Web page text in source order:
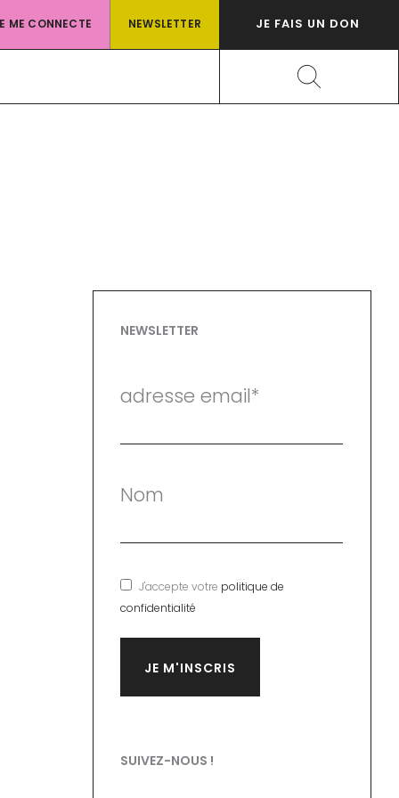
ME CONNECTE NEWSLETTER JE FAIS UN DON
Rechercher
NEWSLETTER
adresse email*
Nom
J'accepte votre politique de
confidentialité
SUIVEZ-NOUS !